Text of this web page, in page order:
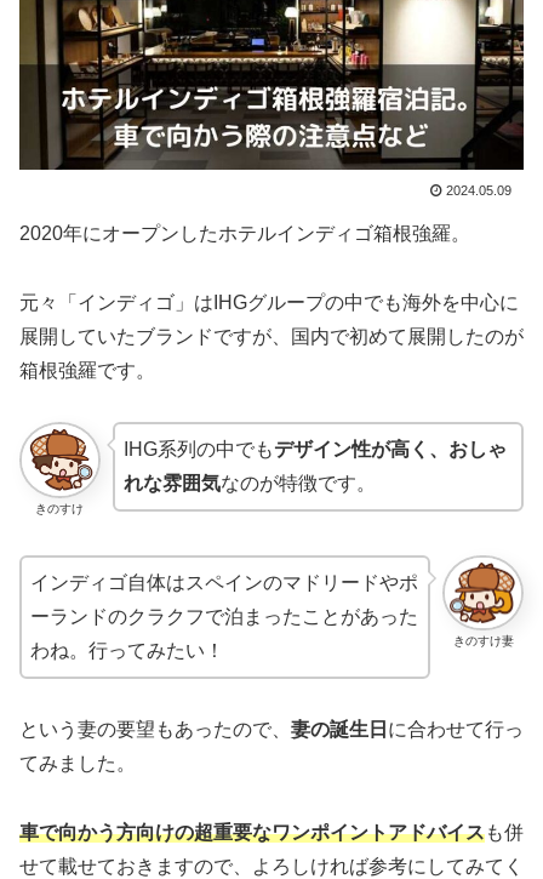
2024.05.09
2020年にオープンしたホテルインディゴ箱根強羅。
元々「インディゴ」はIHGグループの中でも海外を中心に
展開していたブランドですが、国内で初めて展開したのが
箱根強羅です。
きのすけ
IHG系列の中でもデザイン性が高く、おしゃ
れな雰囲気なのが特徴です。
きのすけ妻
インディゴ自体はスペインのマドリードやポ
ーランドのクラクフで泊まったことがあった
わね。行ってみたい！
という妻の要望もあったので、 妻の誕生日 に合わせて行っ
てみました。
車で向かう方向けの超重要なワンポイントアドバイスも併
せて載せておきますので、よろしければ参考にしてみてく